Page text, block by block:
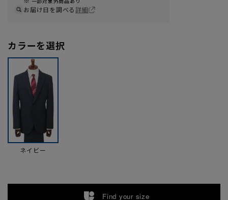
お届け日を調べる詳細
カラーを選択
ネイビー
Find your size